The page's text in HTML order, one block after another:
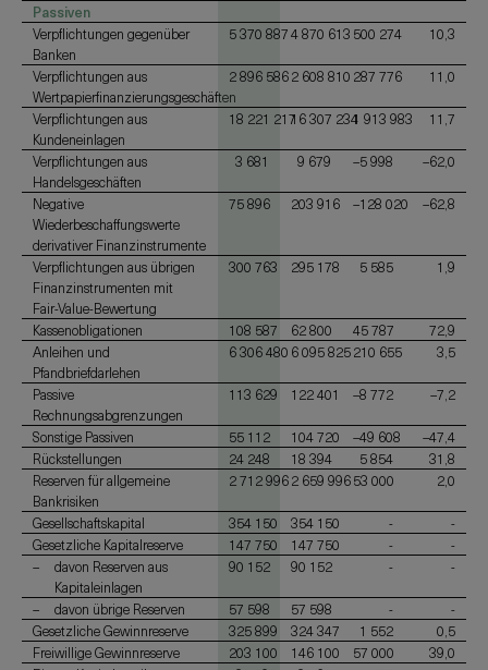
Passiven
Verpflichtungen gegenüber
Banken
5 370 8874 870 613 500 274 10,3
Verpflichtungen aus
Wertpapierfinanzierungsgeschäften
2 896 5862 608 810 287 776 11,0
Verpflichtungen aus
Kundeneinlagen
18 221 21716 307 2341 913 983 11,7
Verpflichtungen aus
Handelsgeschäften
3 681 9 679 –5 998 –62,0
Negative
Wiederbeschaffungswerte
derivativer Finanzinstrumente
75 896 203 916 –128 020 –62,8
Verpflichtungen aus übrigen
Finanzinstrumenten mit
Fair-Value-Bewertung
300 763 295 178 5 585 1,9
Kassenobligationen 108 587 62 800 45 787
72,9
Anleihen und
Pfandbriefdarlehen
6 306 480 6 095 825210 655 3,5
Passive
Rechnungsabgrenzungen
113 629 122 401 –8 772 –7,2
Sonstige Passiven 55 112 104 720 –49 608
–47,4
Rückstellungen
24 248 18 394 5 854
31,8
Reserven für allgemeine
Bankrisiken
2 712 9962 659 99653 000 2,0
Gesellschaftskapital 354 150 354 150 -
-
Gesetzliche Kapitalreserve
147 750 147 750 -
-
davon Reserven aus
Kapitaleinlagen
90 152 90 152 - -
davon übrige Reserven 57 598 57 598 -
-
Gesetzliche Gewinnreserve
325 899 324 347 1 552
0,5
Freiwillige Gewinnreserve
203 100 146 100 57 000
39,0